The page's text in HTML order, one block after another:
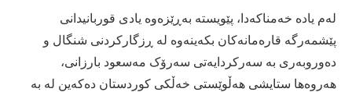
لەم یادە خەمناکەدا، پێویستە بەڕێزەوە یادی قوربانیدانی
پێشمەرگە قارەمانەکان بکەینەوە لە ڕزگارکردنی شنگال و
دەوروبەری بە سەرکردایەتی سەرۆک مەسعود بارزانی،
هەروەها ستایشی هەڵوێستی خەڵکی کوردستان دەکەین لە بە